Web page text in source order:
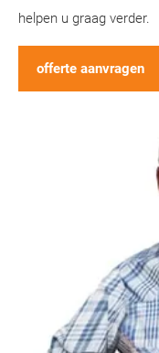
helpen u graag verder.
offerte aanvragen